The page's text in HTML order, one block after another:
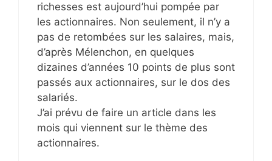
richesses est aujourd’hui pompée par
les actionnaires. Non seulement, il n’y a
pas de retombées sur les salaires, mais,
d’après Mélenchon, en quelques
dizaines d’années 10 points de plus sont
passés aux actionnaires, sur le dos des
salariés.
J’ai prévu de faire un article dans les
mois qui viennent sur le thème des
actionnaires.